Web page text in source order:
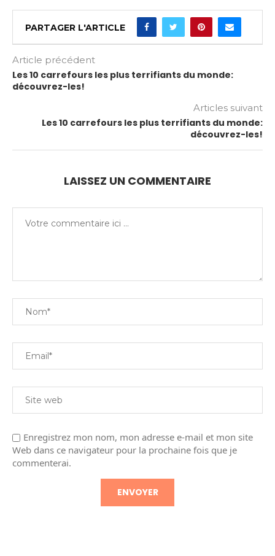
PARTAGER L'ARTICLE
Article précédent
Les 10 carrefours les plus terrifiants du monde:
découvrez-les!
Articles suivant
Les 10 carrefours les plus terrifiants du monde:
découvrez-les!
LAISSEZ UN COMMENTAIRE
Enregistrez mon nom, mon adresse e-mail et mon site
Web dans ce navigateur pour la prochaine fois que je
commenterai.